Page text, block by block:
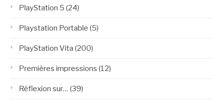
PlayStation 5 (24)
Playstation Portable (5)
PlayStation Vita (200)
Premières impressions (12)
Réflexion sur… (39)